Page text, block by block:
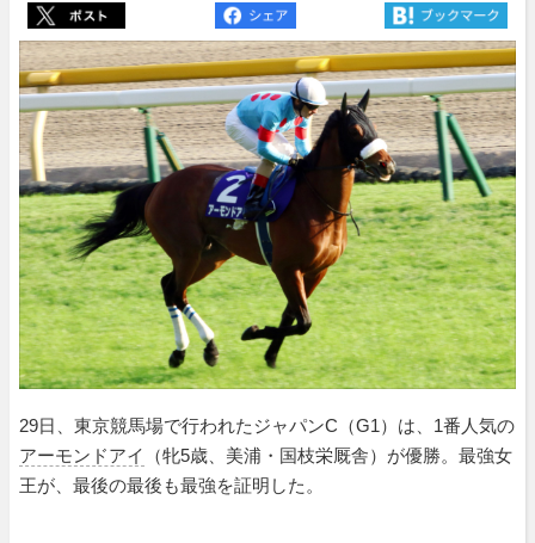
29日、東京競馬場で行われたジャパンC（G1）は、1番人気の
アーモンドアイ
（牝5歳、美浦・国枝栄厩舎）が優勝。最強女
王が、最後の最後も最強を証明した。